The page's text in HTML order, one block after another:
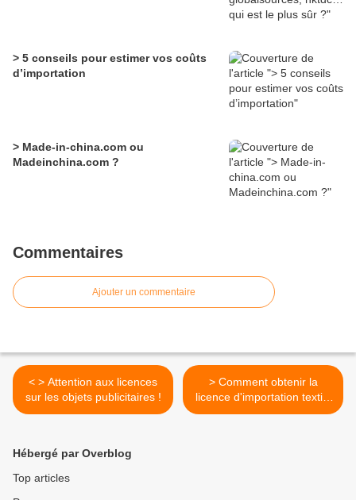
> 5 conseils pour estimer vos coûts
d’importation
> Made-in-china.com ou
Madeinchina.com ?
Commentaires
Ajouter un commentaire
< > Attention aux licences
sur les objets publicitaires !
> Comment obtenir la
licence d'importation textile
>
Hébergé par Overblog
Top articles